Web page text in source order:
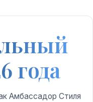
года
Амбассадор Стиля